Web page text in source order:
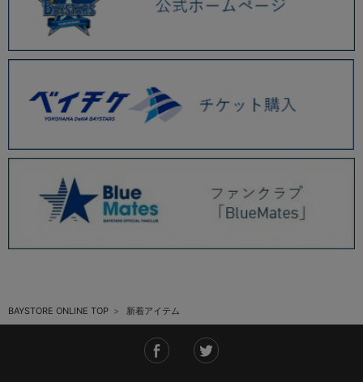
BAYSTORE ONLINE TOP 新着アイテム